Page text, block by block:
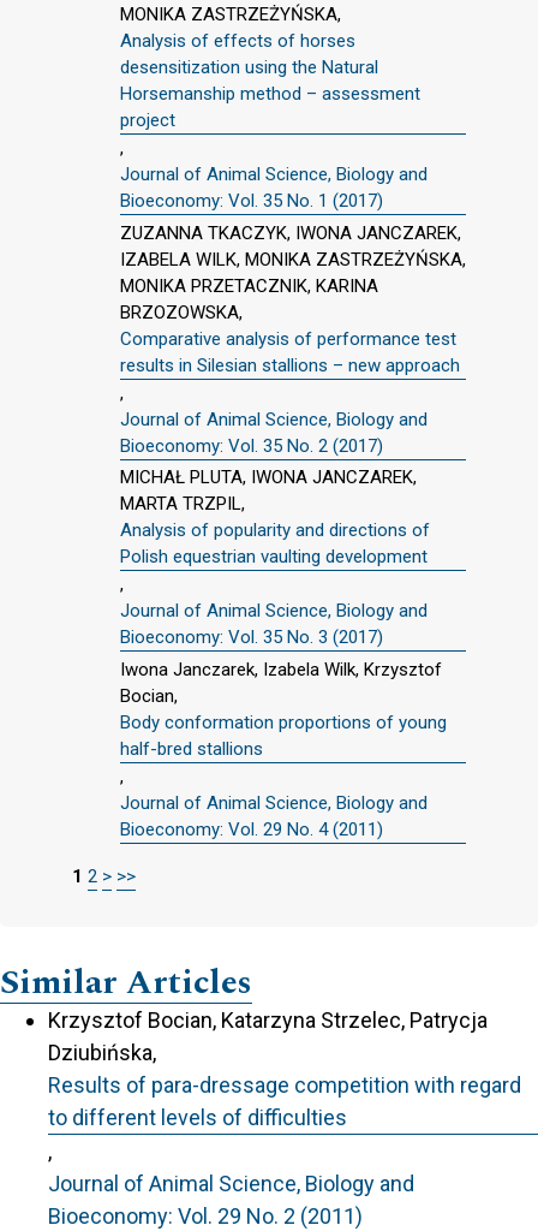
MONIKA ZASTRZEŻYŃSKA,
Analysis of effects of horses
desensitization using the Natural
Horsemanship method – assessment
project
,
Journal of Animal Science, Biology and
Bioeconomy: Vol. 35 No. 1 (2017)
ZUZANNA TKACZYK, IWONA JANCZAREK,
IZABELA WILK, MONIKA ZASTRZEŻYŃSKA,
MONIKA PRZETACZNIK, KARINA
BRZOZOWSKA,
Comparative analysis of performance test
results in Silesian stallions – new approach
,
Journal of Animal Science, Biology and
Bioeconomy: Vol. 35 No. 2 (2017)
MICHAŁ PLUTA, IWONA JANCZAREK,
MARTA TRZPIL,
Analysis of popularity and directions of
Polish equestrian vaulting development
,
Journal of Animal Science, Biology and
Bioeconomy: Vol. 35 No. 3 (2017)
Iwona Janczarek, Izabela Wilk, Krzysztof
Bocian,
Body conformation proportions of young
half-bred stallions
,
Journal of Animal Science, Biology and
Bioeconomy: Vol. 29 No. 4 (2011)
1 2 > >>
Similar Articles
Krzysztof Bocian, Katarzyna Strzelec, Patrycja
Dziubińska,
Results of para-dressage competition with regard
to different levels of difficulties
,
Journal of Animal Science, Biology and
Bioeconomy: Vol. 29 No. 2 (2011)